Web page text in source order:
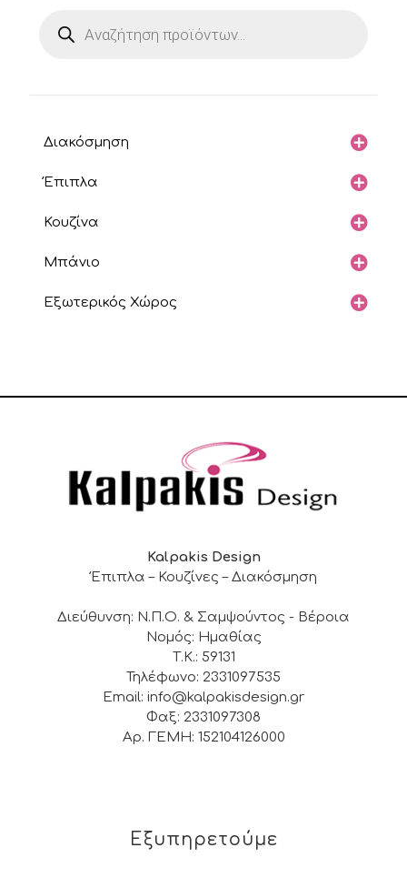
search
Διακόσμηση
Έπιπλα
Κουζίνα
Μπάνιο
Εξωτερικός Χώρος
Kalpakis Design
Έπιπλα – Κουζίνες – Διακόσμηση
Διεύθυνση: Ν.Π.Ο. & Σαμψούντος - Βέροια
Νομός: Ημαθίας
Τ.Κ.: 59131
Τηλέφωνο: 2331097535
Email: info@kalpakisdesign.gr
Φαξ: 2331097308
Αρ. ΓΕΜΗ: 152104126000
Εξυπηρετούμε